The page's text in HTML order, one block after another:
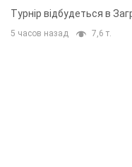
основних
Турнір відбудеться в
5 часов назад 7,6 т.